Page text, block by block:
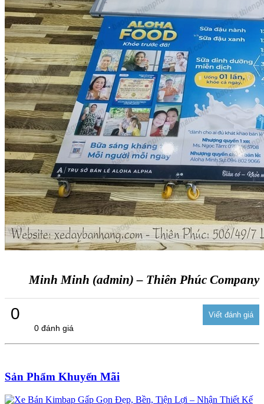
Minh Minh (admin) – Thiên Phúc Company
0
0 đánh giá
Sản Phẩm Khuyến Mãi